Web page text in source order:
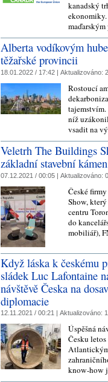
kanadský
ekonomiky.
Alberta vodíkovým
těžařské provincii
18.01.2022 / 17:42 | Aktualizováno:
Rostoucí
níž
vsadit na
Veletrh The Buildings
základní stavební
07.12.2021 / 00:05 | Aktualizováno:
České
Show,
centru
do
mobiliář),
Když láska k českému
sládek Luc Lafontaine
návštěvě Česka na
diplomacie
12.11.2021 / 00:21 | Aktualizováno:
Úspěšná
Česku
know-